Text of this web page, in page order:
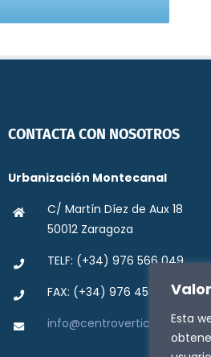
Esta
CONTACTA CON NOSOTROS
Urbanización Montecanal
C/ Martín Díez de Aux 18
50012 Zaragoza
TELF: (+34) 976 566 049
FAX: (+34) 976 458 423
info@centrovertice.org